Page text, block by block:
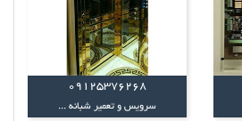
09125376268
سرویس و تعمیر شبانه ...